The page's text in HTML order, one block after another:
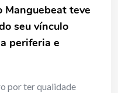
Manguebeat teve
seu vínculo
periferia e
por ter qualidade